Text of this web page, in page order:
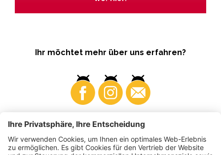
Ihr möchtet mehr über uns erfahren?
Business Produzenten